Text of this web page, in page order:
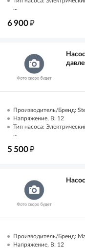
...
6 900₽
Производитель/Бренд:
Напряжение, В: 12
Тип насоса:
...
5 500₽
Производитель/Бренд:
Напряжение, В: 12